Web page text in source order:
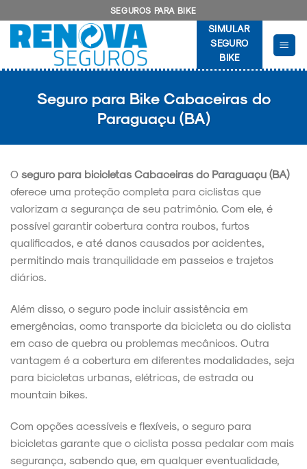
to
content
SEGUROS PARA BIKE
SIMULAR
SEGURO
BIKE
Seguro para Bike Cabaceiras do
Paraguaçu (BA)
O seguro para bicicletas Cabaceiras do Paraguaçu (BA)
oferece uma proteção completa para ciclistas que
valorizam a segurança de seu patrimônio. Com ele, é
possível garantir cobertura contra roubos, furtos
qualificados, e até danos causados por acidentes,
permitindo mais tranquilidade em passeios e trajetos
diários.
Além disso, o seguro pode incluir assistência em
emergências, como transporte da bicicleta ou do ciclista
em caso de quebra ou problemas mecânicos. Outra
vantagem é a cobertura em diferentes modalidades, seja
para bicicletas urbanas, elétricas, de estrada ou
mountain bikes.
Com opções acessíveis e flexíveis, o seguro para
bicicletas garante que o ciclista possa pedalar com mais
segurança, sabendo que, em qualquer eventualidade,